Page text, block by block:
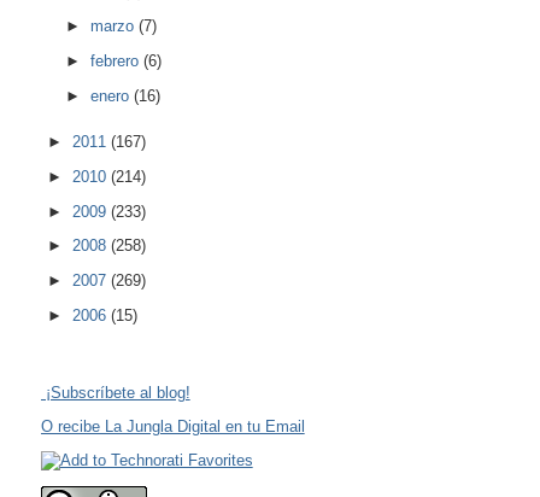
►marzo(7)
►febrero(6)
►enero(16)
► 2011 (167)
► 2010 (214)
► 2009 (233)
► 2008 (258)
► 2007 (269)
► 2006 (15)
¡Subscríbete al blog!
O recibe La Jungla Digital en tu Email